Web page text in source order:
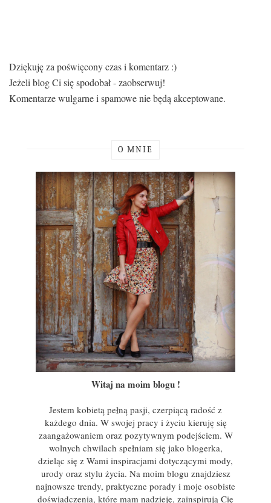
Dziękuję za poświęcony czas i komentarz :)
Jeżeli blog Ci się spodobał - zaobserwuj!
Komentarze wulgarne i spamowe nie będą akceptowane.
O MNIE
Witaj na moim blogu !
Jestem kobietą pełną pasji, czerpiącą radość z
każdego dnia. W swojej pracy i życiu kieruję się
zaangażowaniem oraz pozytywnym podejściem. W
wolnych chwilach spełniam się jako blogerka,
dzieląc się z Wami inspiracjami dotyczącymi mody,
urody oraz stylu życia. Na moim blogu znajdziesz
najnowsze trendy, praktyczne porady i moje osobiste
doświadczenia, które mam nadzieję, zainspirują Cię